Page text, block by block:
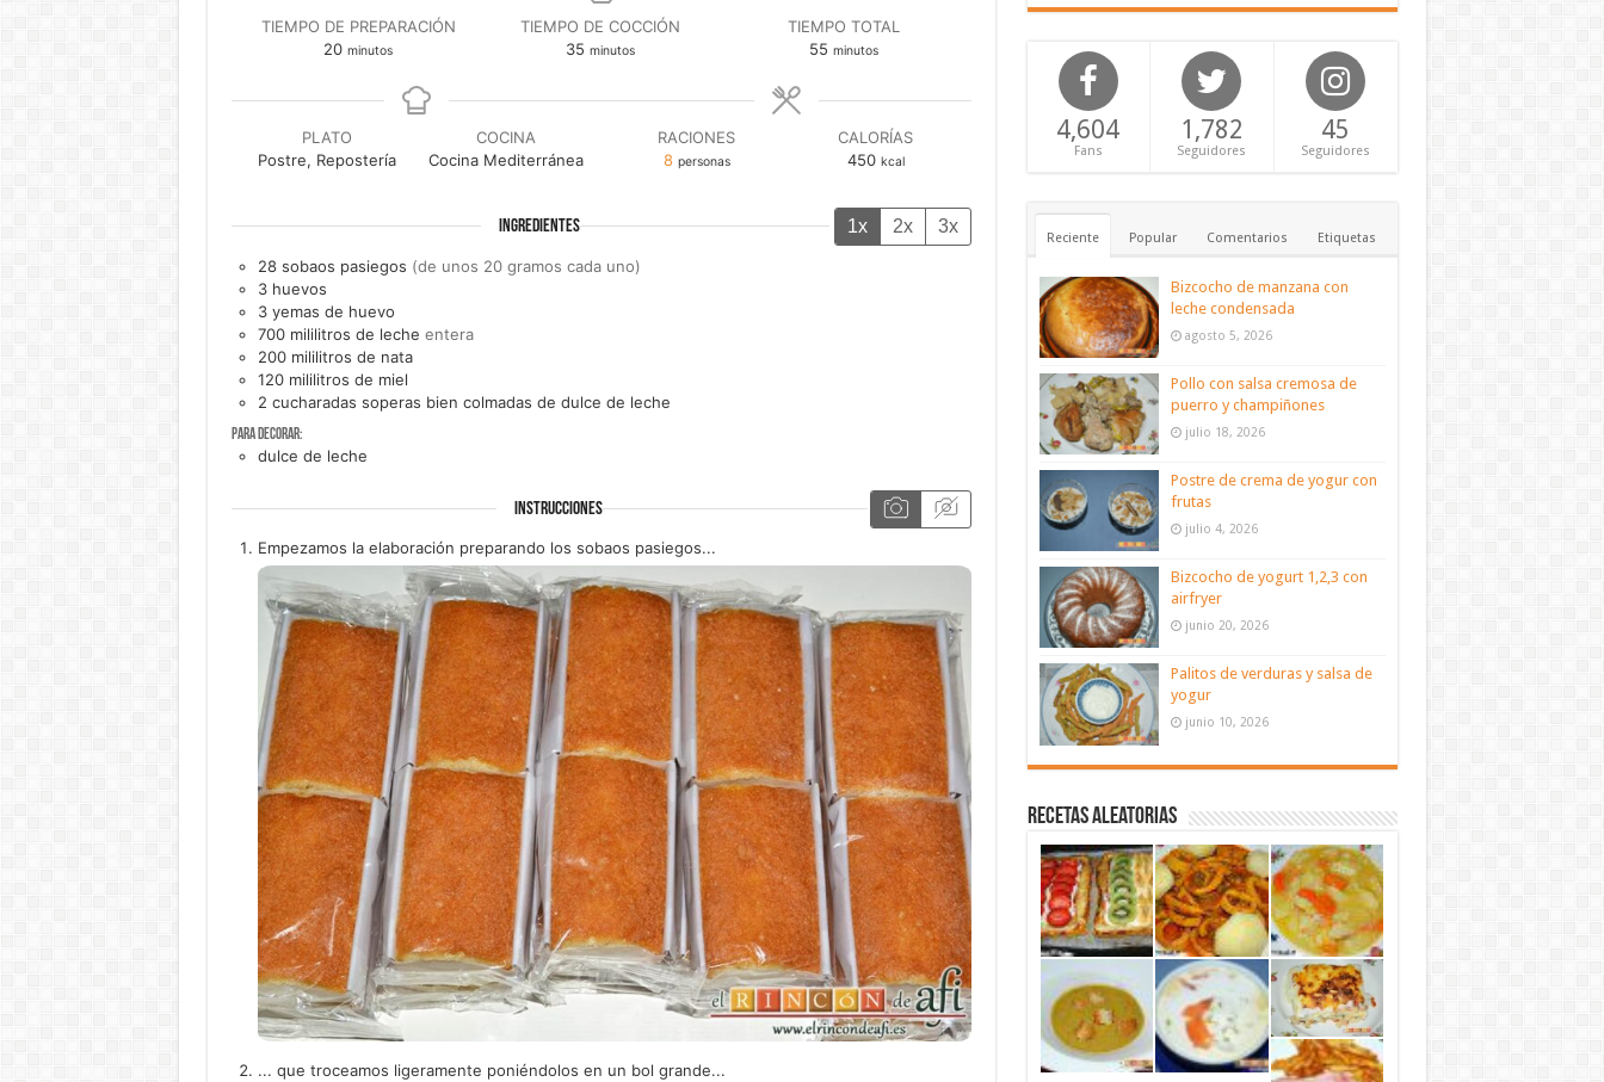
TIEMPO DE PREPARACIÓN
20minutos
minutos
TIEMPO DE COCCIÓN
35 minutos
minutos
TIEMPO TOTAL
55minutos
minutos
PLATO
Postre, Repostería
COCINA
Cocina Mediterránea
RACIONES
8 personas
CALORÍAS
450 kcal
INGREDIENTES 1x 2x 3x
28 sobaos pasiegos (de unos 20 gramos cada uno)
3 huevos
3 yemas de huevo
700 mililitros de leche entera
200 mililitros de nata
120 mililitros de miel
2 cucharadas soperas bien colmadas de dulce de leche
Para decorar:
dulce de leche
INSTRUCCIONES
Empezamos la elaboración preparando los sobaos pasiegos...
... que troceamos ligeramente poniéndolos en un bol grande...
4,604
Fans
1,782
Seguidores
45
Seguidores
Reciente Popular Comentarios Etiquetas
Bizcocho de manzana con
leche condensada
agosto 5, 2026
Pollo con salsa cremosa de
puerro y champiñones
julio 18, 2026
Postre de crema de yogur con
frutas
julio 4, 2026
Bizcocho de yogurt 1,2,3 con
airfryer
junio 20, 2026
Palitos de verduras y salsa de
yogur
junio 10, 2026
Recetas aleatorias